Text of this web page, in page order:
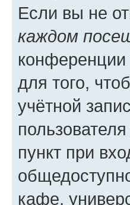
Если вы не
каждом
конференции
для того,
учётной
пункт при
кафе,